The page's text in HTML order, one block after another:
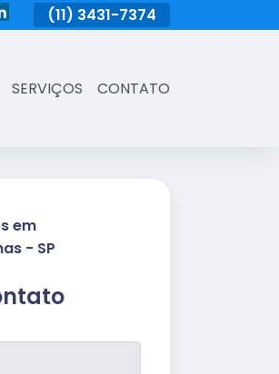
(11) 3431-7374
SERVIÇOS CONTATO
em
- SP